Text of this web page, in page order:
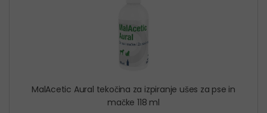
MalAcetic Aural tekočina za izpiranje ušes za pse in
mačke 118 ml